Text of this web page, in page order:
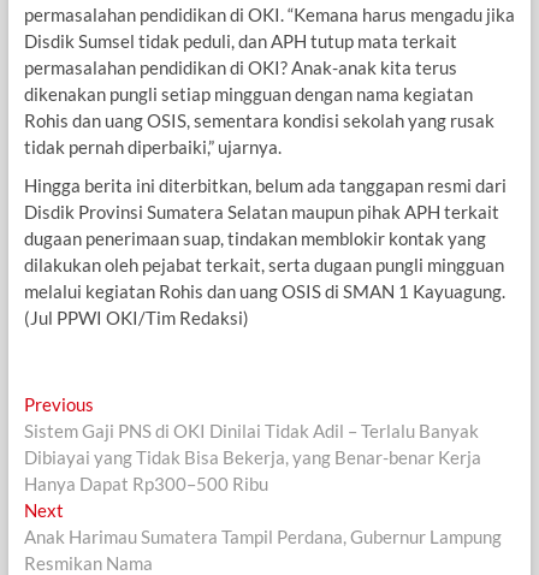
permasalahan pendidikan di OKI. “Kemana harus mengadu jika
Disdik Sumsel tidak peduli, dan APH tutup mata terkait
permasalahan pendidikan di OKI? Anak-anak kita terus
dikenakan pungli setiap mingguan dengan nama kegiatan
Rohis dan uang OSIS, sementara kondisi sekolah yang rusak
tidak pernah diperbaiki,” ujarnya.
Hingga berita ini diterbitkan, belum ada tanggapan resmi dari
Disdik Provinsi Sumatera Selatan maupun pihak APH terkait
dugaan penerimaan suap, tindakan memblokir kontak yang
dilakukan oleh pejabat terkait, serta dugaan pungli mingguan
melalui kegiatan Rohis dan uang OSIS di SMAN 1 Kayuagung.
(Jul PPWI OKI/Tim Redaksi)
Navigasi
pos
PreviousPrevious
post:
Sistem Gaji PNS di OKI Dinilai Tidak Adil – Terlalu Banyak
Dibiayai yang Tidak Bisa Bekerja, yang Benar-benar Kerja
Hanya Dapat Rp300–500 Ribu
NextNext
post:
Anak Harimau Sumatera Tampil Perdana, Gubernur Lampung
Resmikan Nama